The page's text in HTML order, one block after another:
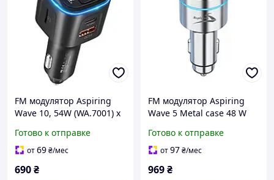
FM модулятор Aspiring
Wave 10, 54W (WA.7001) x
Готово к отправке
от69₴/мес
690₴
FM модулятор Aspiring
Wave 5 Metal case 48 W
Готово к отправке
от97₴/мес
969₴